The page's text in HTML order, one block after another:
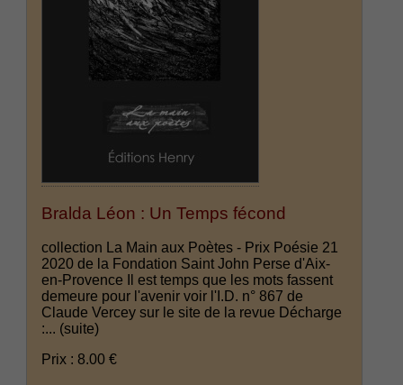
Bralda Léon : Un Temps fécond
collection La Main aux Poètes - Prix Poésie 21
2020 de la Fondation Saint John Perse d'Aix-
en-Provence Il est temps que les mots fassent
demeure pour l'avenir voir l'I.D. n° 867 de
Claude Vercey sur le site de la revue Décharge
:... (suite)
Prix : 8.00 €